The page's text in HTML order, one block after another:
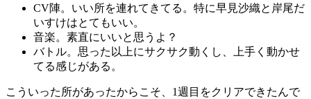
CV陣。いい所を連れてきてる。特に早見沙織と岸尾だ
いすけはとてもいい。
音楽。素直にいいと思うよ？
バトル。思った以上にサクサク動くし、上手く動かせ
てる感じがある。
こういった所があったからこそ、1週目をクリアできたんで